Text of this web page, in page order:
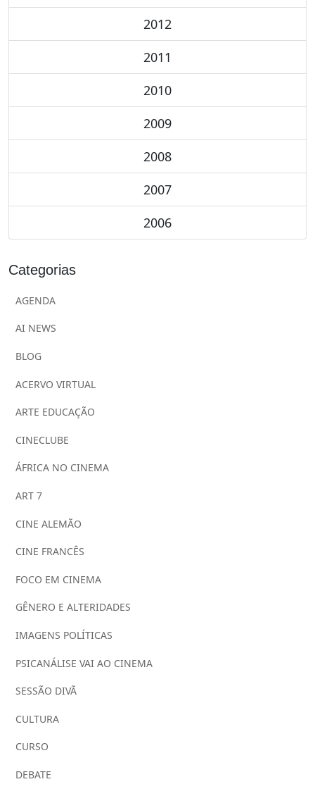
2012
2011
2010
2009
2008
2007
2006
Categorias
AGENDA
AI NEWS
BLOG
ACERVO VIRTUAL
ARTE EDUCAÇÃO
CINECLUBE
ÁFRICA NO CINEMA
ART 7
CINE ALEMÃO
CINE FRANCÊS
FOCO EM CINEMA
GÊNERO E ALTERIDADES
IMAGENS POLÍTICAS
PSICANÁLISE VAI AO CINEMA
SESSÃO DIVÃ
CULTURA
CURSO
DEBATE